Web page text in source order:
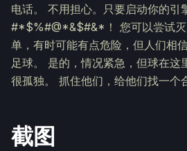
电话。 不用担心。只要启动你的引
#*$%#@*&$#&*！ 您可以尝试灭
单，有时可能有点危险，但人们相
足球。 是的，情况紧急，但球在这
很孤独。 抓住他们，给他们找一个
截图